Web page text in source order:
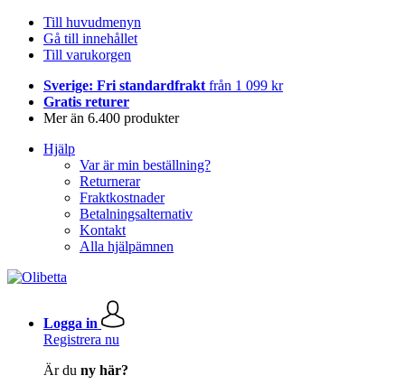
Till huvudmenyn
Gå till innehållet
Till varukorgen
Sverige: Fri standardfrakt från 1 099 kr
Gratis returer
Mer än 6.400 produkter
Hjälp
Var är min beställning?
Returnerar
Fraktkostnader
Betalningsalternativ
Kontakt
Alla hjälpämnen
Logga in
Registrera nu
Är du ny här?